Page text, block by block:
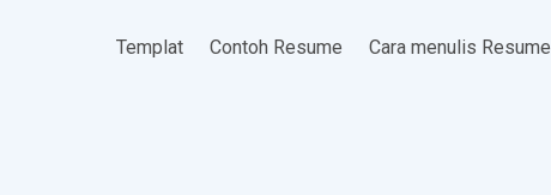
Templat Contoh Resume Cara menulis Resume